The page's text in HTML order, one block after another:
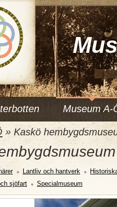
Museum A-
» Kaskö
Lantliv och hantverk
sjöfart
Specialmuseum